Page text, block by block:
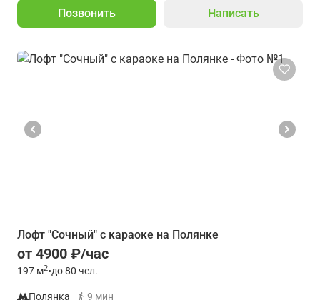
Позвонить Написать
Лофт "Сочный" с караоке на Полянке
от 4900 ₽/час
197 м2•до 80 чел.
Полянка
9 мин